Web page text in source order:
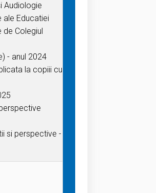
Audiologie
ale Educatiei
Colegiul
- anul 2024
la copiii cu
si perspective -